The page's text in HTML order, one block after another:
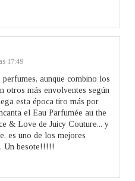
17:49
aunque combino los
otros más envolventes según
esta época tiro más por
el Eau Parfumée au the
& Love de Juicy Couture... y
es uno de los mejores
Un besote!!!!!